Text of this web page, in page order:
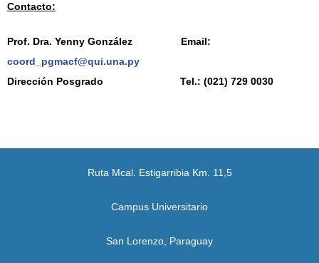
Contacto:
Prof. Dra. Yenny González Email:
coord_pgmacf@qui.una.py
Dirección Posgrado Tel.: (021) 729 0030
Ruta Mcal. Estigarribia Km. 11,5
Campus Universitario
San Lorenzo, Paraguay